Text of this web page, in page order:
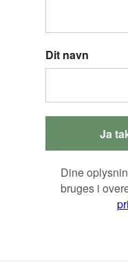
Dit navn
Ja
Dine
bruges i